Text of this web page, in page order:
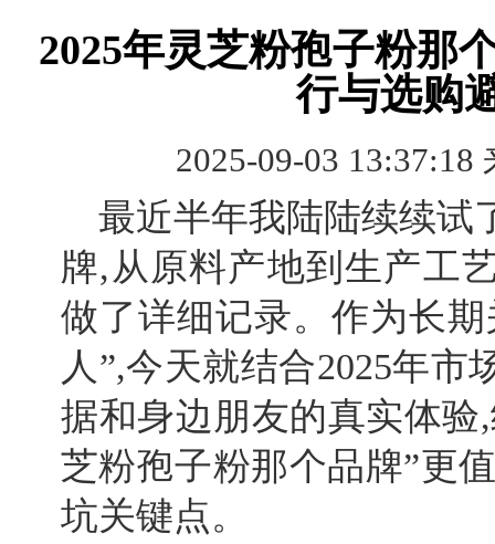
2025年灵芝粉孢子粉那
行与选购
2025-09-03 13:37:18
最近半年我陆陆续续试
牌,从原料产地到生产工
做了详细记录。作为长
人”,今天就结合2025年市
据和身边朋友的真实体验
芝粉孢子粉那个品牌”更
坑关键点。